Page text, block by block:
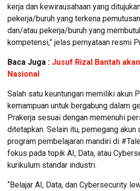
kerja dan kewirausahaan yang
pekerja/buruh yang terkena
dan/atau pekerja/buruh yang
kompetensi,” jelas pernyataan resmi
Baca Juga : Jusuf Rizal Bantah
Nasional
Salah satu keuntungan memiliki akun
kemampuan untuk bergabung dalam
Prakerja sesuai dengan memenuhi
ditetapkan. Selain itu, pemegang akun
program pembelajaran mandiri di
fokus pada topik AI, Data, atau
kurikulum standar industri.
“Belajar AI, Data, dan Cybersecurity